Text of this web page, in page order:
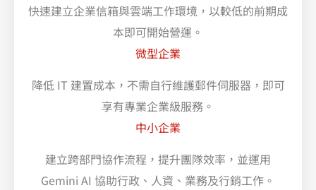
快速建立企業信箱與雲端工作環境，以較低的前期成
本即可開始營運。
微型企業
降低 IT 建置成本，不需自行維護郵件伺服器，即可
享有專業企業級服務。
中小企業
建立跨部門協作流程，提升團隊效率，並運用
Gemini AI 協助行政、人資、業務及行銷工作。